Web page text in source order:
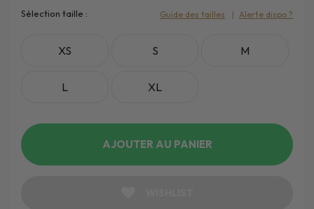
Sélection taille :
XS S M
L XL
Guide des tailles Alerte dispo ?
AJOUTER AU PANIER